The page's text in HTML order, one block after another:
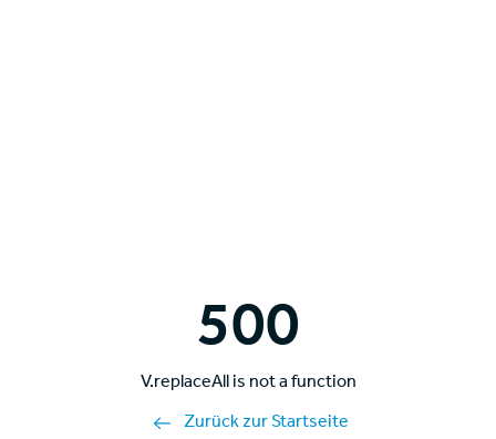
500
V.replaceAll is not a function
Zurück zur Startseite